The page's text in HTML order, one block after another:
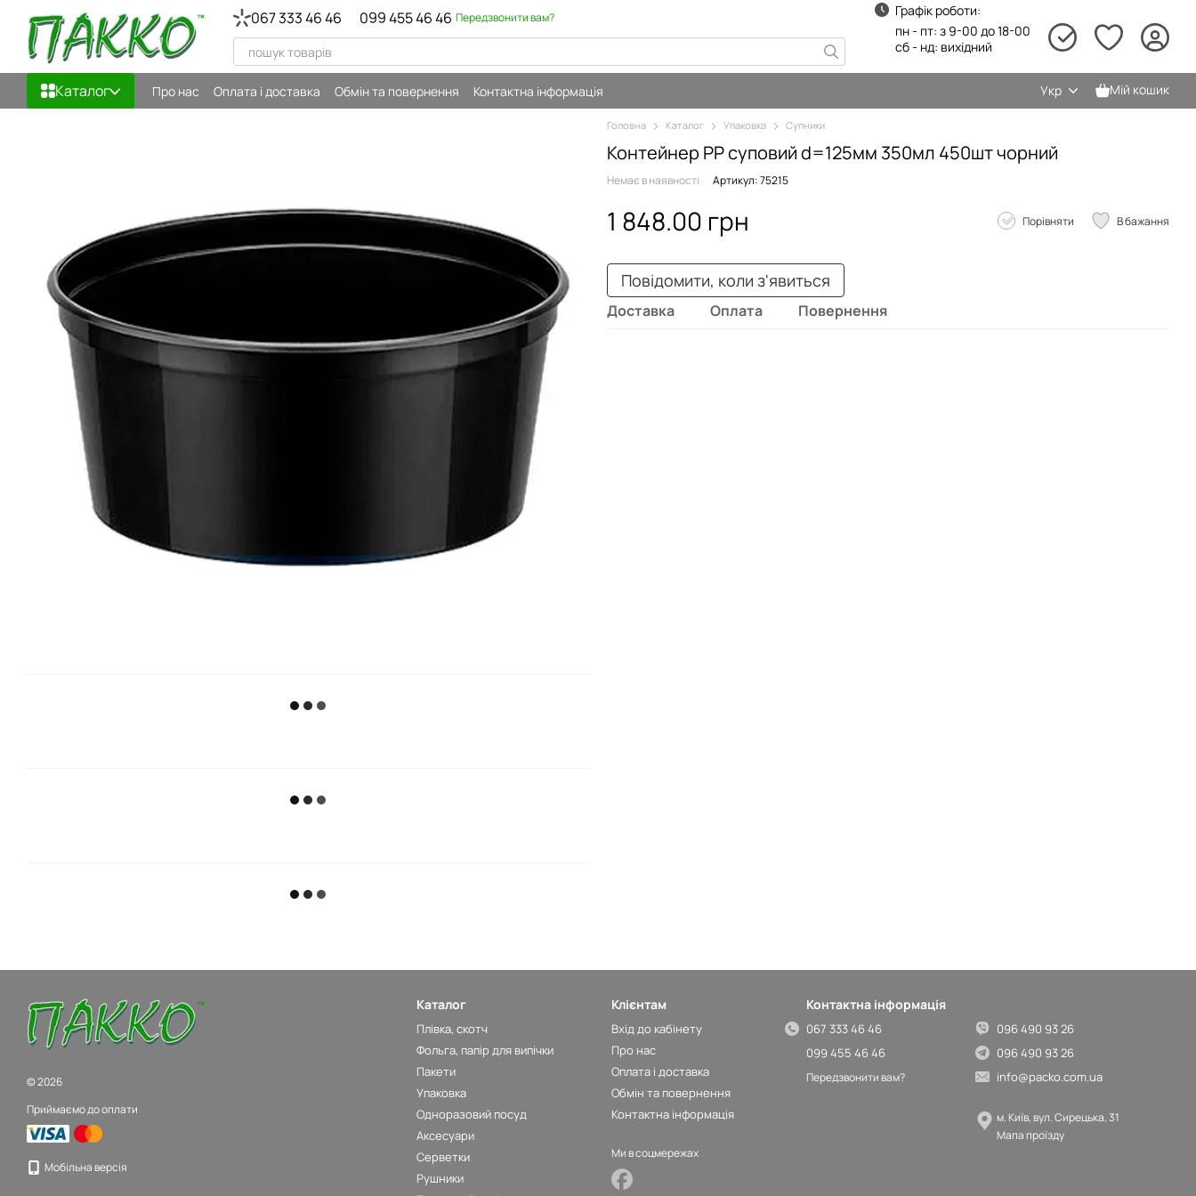
Перейти до основного контенту 067 333 46 46 099 455 46 46 Передзвонити вам?
Графік роботи:
пн - пт: з 9-00 до 18-00
сб - нд: вихідний
Каталог Про нас Оплата і доставка Обмін та повернення Контактна інформація Укр Мій кошик
Головна Каталог Упаковка Супники
Контейнер PP суповий d=125мм 350мл 450шт чорний
Немає в наявності Артикул: 75215
1 848.00 грн Порівняти В бажання
Повідомити, коли з'явиться
Доставка Оплата Повернення
© 2026
Приймаємо до оплати
Мобільна версія
Каталог
Плівка, скотч
Фольга, папір для випічки
Пакети
Упаковка
Одноразовий посуд
Аксесуари
Серветки
Рушники
Клієнтам
Вхід до кабінету
Про нас
Оплата і доставка
Обмін та повернення
Контактна інформація
Ми в соцмережах
Контактна інформація
067 333 46 46
099 455 46 46
Передзвонити вам?
096 490 93 26
096 490 93 26
info@packo.com.ua
м. Київ, вул. Сирецька, 31
Мапа проїзду